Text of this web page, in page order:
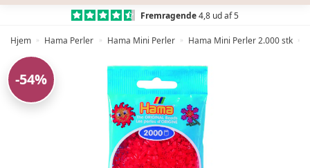
Fremragende4,8 ud af 5
Hjem » Hama Perler » Hama Mini Perler » Hama Mini Perler 2.000 stk »
-54%